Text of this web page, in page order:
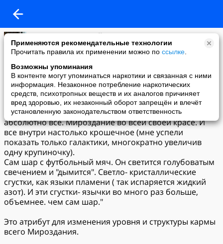
Применяются рекомендательные технологии
Прочитать правила их применении можно по ссылке
Возможны упоминания
В контенте могут упоминаться наркотики и связанная с ними
информация. Незаконное потребление наркотических
средств, психотропных веществ и их аналогов причиняет
вред здоровью, их незаконный оборот запрещён и влечёт
установленную законодательством ответственность
Александр Горловский
09-04-2021 12:54
Мироздание
Мы надеялись, что пространство, которое было
названо "Инкогнито" было окончательным. Но нет.
"Нам дали шар многоуровневый кристаллический,
если так можно его описать. Внутри шара- ВСЕ,
абсолютно все. Мироздание во всей своей красе. И
все внутри настолько крошечное (мне успели
показать только галактики, многократно увеличив
одну крупиночку).
Сам шар с футбольный мяч. Он светится голубоватым
свечением и "дымится". Светло- кристаллические
сгустки, как языки пламени ( так испаряется жидкий
азот). И эти сгустки- язычки во много раз больше,
объемнее. чем сам шар."
Это атрибут для изменения уровня и структуры кармы
всего Мироздания.